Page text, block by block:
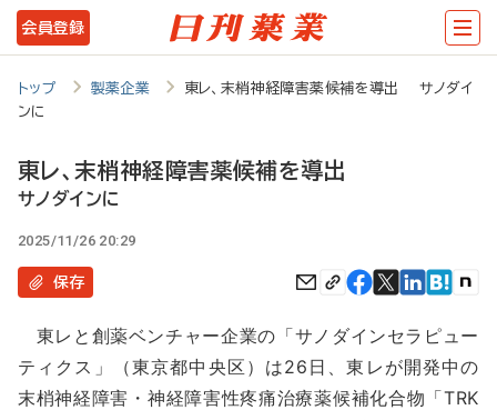
メ
イ
ン
テ
ツ
に
動
会員登録
トップ 製薬企業
東レ、末梢神経障害薬候補を導出 サノダイ
ンに
東レ、末梢神経障害薬候補を導出
サノダインに
2025/11/26 20:29
保存
東レと創薬ベンチャー企業の「サノダインセラピュー
ティクス」（東京都中央区）は26日、東レが開発中の
末梢神経障害・神経障害性疼痛治療薬候補化合物「TRK